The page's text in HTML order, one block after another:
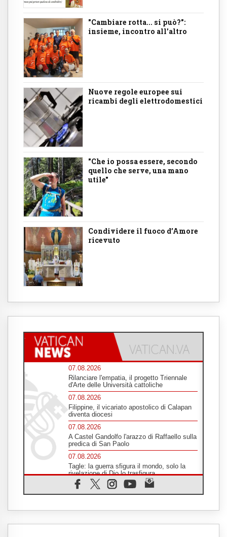
"Cambiare rotta... si può?":
insieme, incontro all'altro
Nuove regole europee sui
ricambi degli elettrodomestici
"Che io possa essere, secondo
quello che serve, una mano
utile"
Condividere il fuoco d’Amore
ricevuto
07.08.2026
Rilanciare l'empatia, il progetto Triennale
d'Arte delle Università cattoliche
07.08.2026
Filippine, il vicariato apostolico di Calapan
diventa diocesi
07.08.2026
A Castel Gandolfo l'arazzo di Raffaello sulla
predica di San Paolo
07.08.2026
Tagle: la guerra sfigura il mondo, solo la
rivelazione di Dio lo trasfigura
07.08.2026
Il Papa in Francia, quattro giorni intensi tra
SIGNIS 2026, dare voce alle religiose